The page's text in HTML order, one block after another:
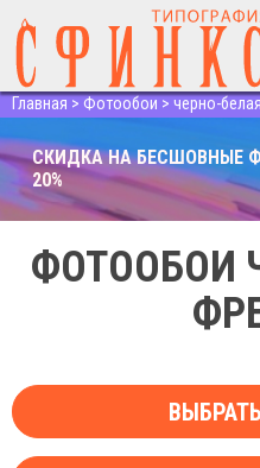
Главная > Фотообои > черно-
СКИДКА НА БЕСШОВНЫЕ
20%
ФОТООБОИ